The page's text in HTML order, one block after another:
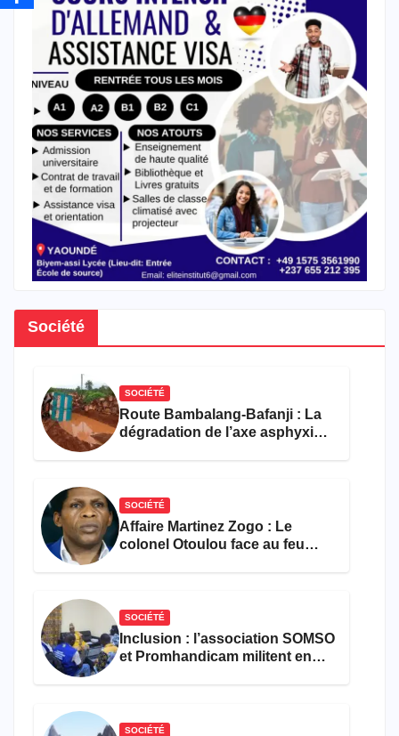
Société
SOCIÉTÉ
Route Bambalang-Bafanji : La
dégradation de l’axe asphyxie
SOCIÉTÉ
Affaire Martinez Zogo : Le
colonel Otoulou face au feu
SOCIÉTÉ
Inclusion : l’association SOMSO
et Promhandicam militent en
SOCIÉTÉ